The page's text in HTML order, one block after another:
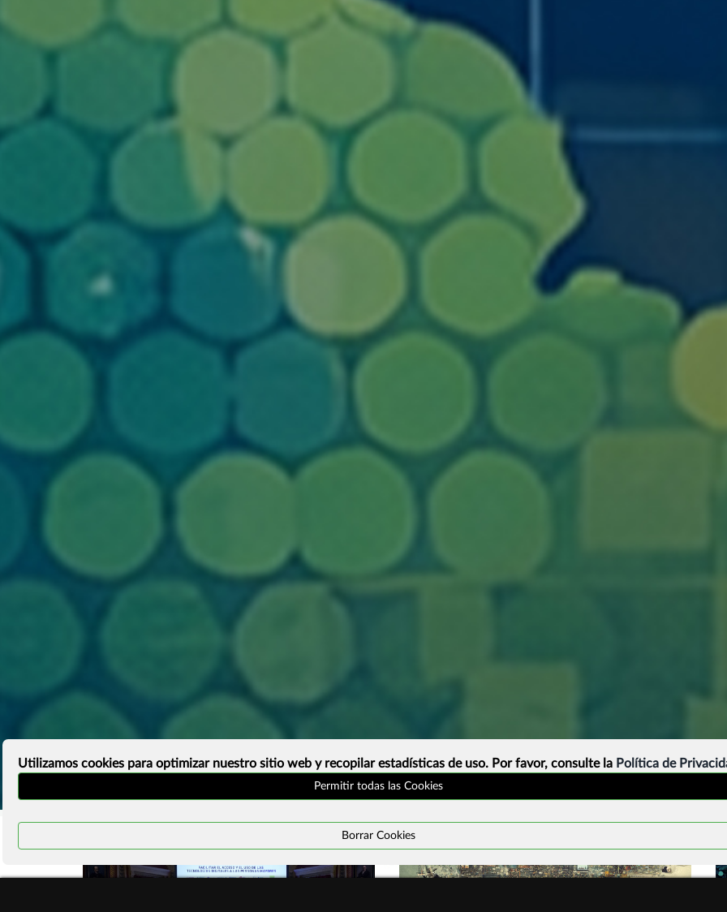
Utilizamos cookies para optimizar nuestro sitio web y recopilar estadísticas de uso. Por favor, consulte la Política de
Permitir todas las Cookies
Borrar Cookies